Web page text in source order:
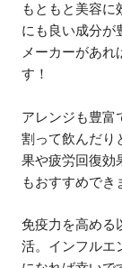
もともと美容に
にも良い成分が
メーカーがあ
す！
アレンジも豊富
割って飲んだり
果や疲労回復効
もおすすめでき
免疫力を高める
活。インフルエ